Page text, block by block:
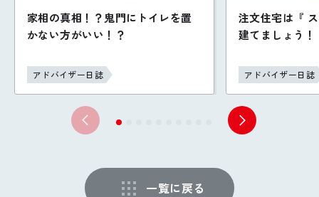
家相の真相！？鬼門にトイレを置
かない方がいい！？
アドバイザー日誌
注文住宅は『
建てましょう！
アドバイザー日誌
一覧に戻る